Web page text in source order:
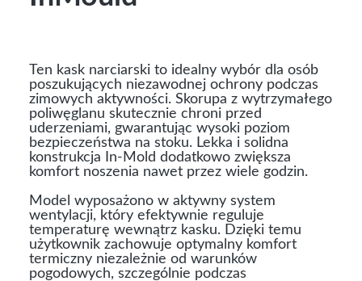
Ten kask narciarski to idealny wybór dla osób
poszukujących niezawodnej ochrony podczas
zimowych aktywności. Skorupa z wytrzymałego
poliwęglanu skutecznie chroni przed
uderzeniami, gwarantując wysoki poziom
bezpieczeństwa na stoku. Lekka i solidna
konstrukcja In-Mold dodatkowo zwiększa
komfort noszenia nawet przez wiele godzin.
Model wyposażono w aktywny system
wentylacji, który efektywnie reguluje
temperaturę wewnątrz kasku. Dzięki temu
użytkownik zachowuje optymalny komfort
termiczny niezależnie od warunków
pogodowych, szczególnie podczas